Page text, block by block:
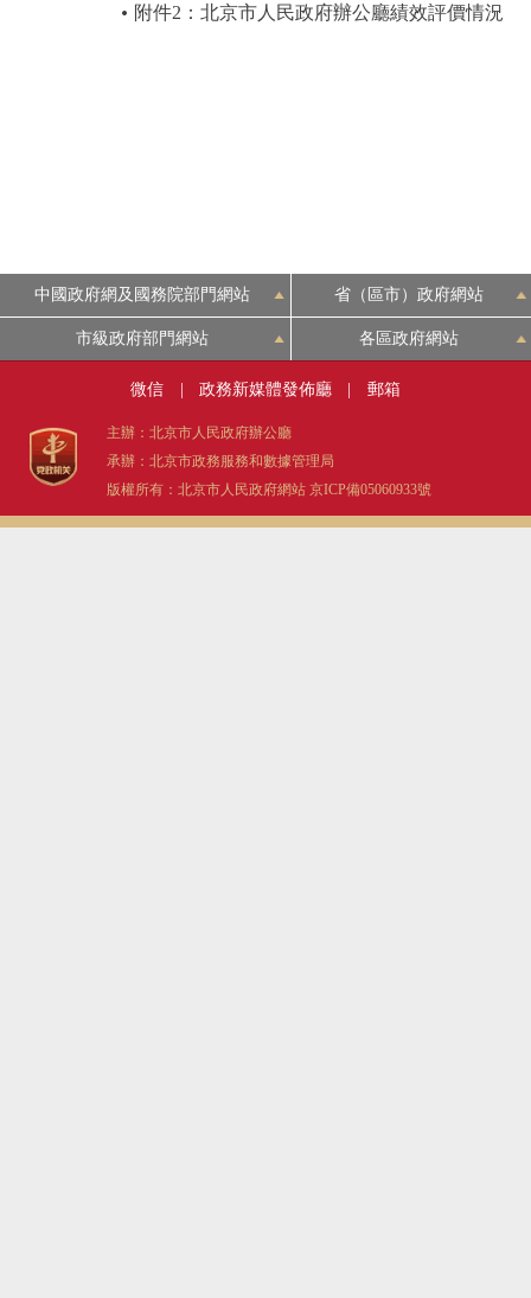
附件2：北京市人民政府辦公廳績效評價情況
中國政府網及國務院部門網站 省（區市）政府網站
市級政府部門網站 各區政府網站
微信 政務新媒體發佈廳 郵箱
主辦：北京市人民政府辦公廳
承辦：北京市政務服務和數據管理局
版權所有：北京市人民政府網站 京ICP備05060933號